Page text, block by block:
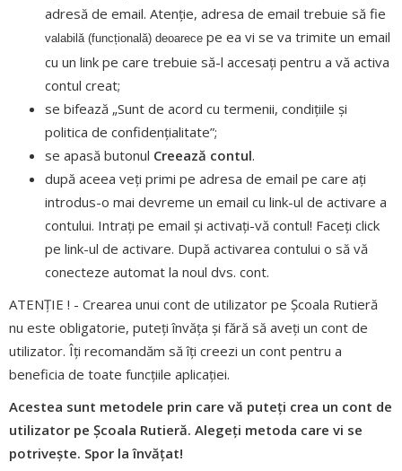
adresă de email. Atenție, adresa de email trebuie să fie
valabilă (funcțională) deoarece pe ea vi se va trimite un email
cu un link pe care trebuie să-l accesați pentru a vă activa
contul creat;
se bifează „Sunt de acord cu termenii, condițiile și
politica de confidențialitate”;
se apasă butonul Creează contul.
după aceea veți primi pe adresa de email pe care ați
introdus-o mai devreme un email cu link-ul de activare a
contului. Intrați pe email și activați-vă contul! Faceți click
pe link-ul de activare. După activarea contului o să vă
conecteze automat la noul dvs. cont.
ATENȚIE ! - Crearea unui cont de utilizator pe Școala Rutieră
nu este obligatorie, puteți învăța și fără să aveți un cont de
utilizator. Îți recomandăm să îți creezi un cont pentru a
beneficia de toate funcțiile aplicației.
Acestea sunt metodele prin care vă puteți crea un cont de
utilizator pe Școala Rutieră. Alegeți metoda care vi se
potrivește. Spor la învățat!